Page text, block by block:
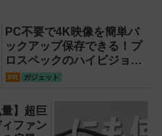
PC不要で4K映像を簡単バ
ックアップ保存できる！プ
ロスペックのハイビジョン
レコーダー『HVE705-
PR ガジェット
量】超巨
ファン